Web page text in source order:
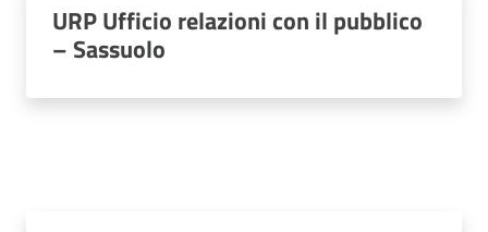
URP Ufficio relazioni con il pubblico
– Sassuolo